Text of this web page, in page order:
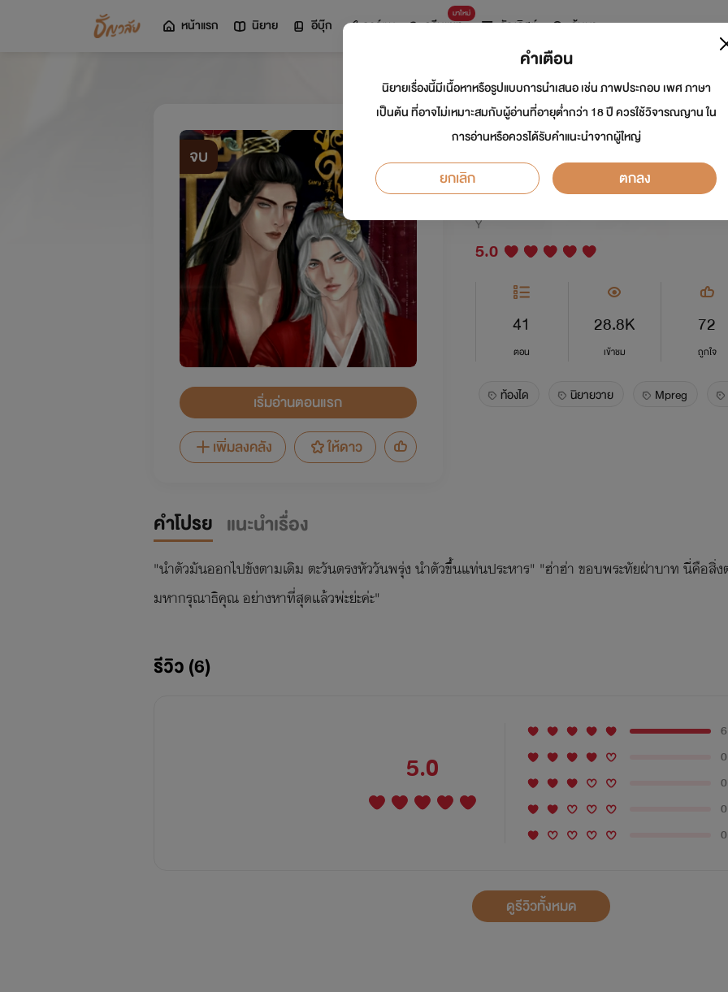
หน้าแรก นิยาย อีบุ๊ก การ์ตูน
มาใหม่
ดรีมแชท ธัญลิสต์ ค้นหา
จบ
เริ่มอ่านตอนแรก
เพิ่มลงคลัง
ให้ดาว
ทะลุมิติมาเป็นยอดด
Mpreg
Y
5.0
41
ตอน
28.8K
เข้าชม
72
ถูกใจ
ท้องได นิยายวาย Mpreg
คำโปรย แนะนำเรื่อง
"นำตัวมันออกไปขังตามเดิม ตะวันตรงหัววันพรุ่ง นำตัวขึ้นแท่นประหาร" "ฮ่าฮ่า ขอบพระทัยฝ่าบาท นี่คือสิ่
มหากรุณาธิคุณ อย่างหาที่สุดแล้วพ่ะย่ะค่ะ"
รีวิว (6)
5.0
6
0
0
0
0
ดูรีวิวทั้งหมด
คำเตือน
นิยายเรื่องนี้มีเนื้อหาหรือรูปแบบการนำเสนอ เช่น ภาพประกอบ เพศ ภาษา
เป็นต้น ที่อาจไม่เหมาะสมกับผู้อ่านที่อายุต่ำกว่า 18 ปี ควรใช้วิจารณญาน ใน
การอ่านหรือควรได้รับคำแนะนำจากผู้ใหญ่
ยกเลิก ตกลง